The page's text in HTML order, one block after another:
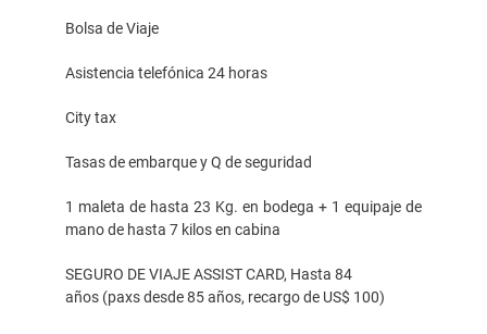
Bolsa de Viaje
Asistencia telefónica 24 horas
City tax
Tasas de embarque y Q de seguridad
1 maleta de hasta 23 Kg. en bodega + 1 equipaje de
mano de hasta 7 kilos en cabina
SEGURO DE VIAJE ASSIST CARD, Hasta 84
años (paxs desde 85 años, recargo de US$ 100)